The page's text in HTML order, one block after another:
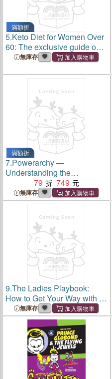
滿額折
5.Keto Diet for Women Over
60: The exclusive guide on
how to get in shape with no
as 10 years younger
無庫存
滿額折
7.Powerarchy ―
Understanding the
Psychology of Oppression
for Social Transformation
79 749
無庫存
9.The Ladies Playbook:
How to Get Your Way with a
Man無庫存